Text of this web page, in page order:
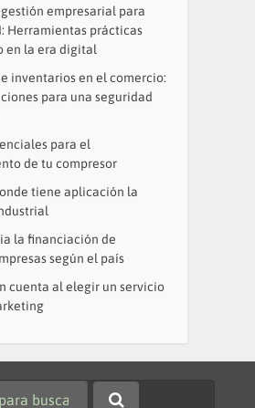
empresarial para
Herramientas prácticas
en la era digital
inventarios en el comercio:
para una seguridad
para el
de tu compresor
tiene aplicación la
la financiación de
según el país
cuenta al elegir un servicio